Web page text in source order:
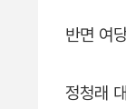
반면 여
정청래